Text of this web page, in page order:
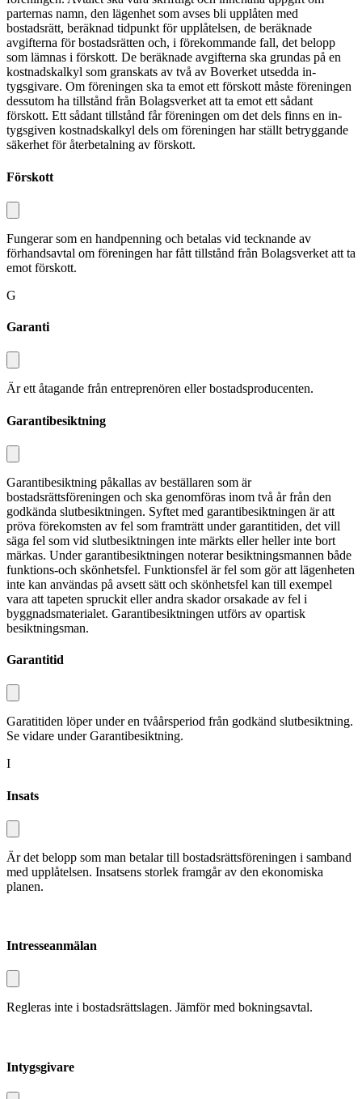
parternas namn, den lägenhet som avses bli upp­låten med
bostadsrätt, beräknad tid­punkt för upplåtelsen, de beräknade
avgifterna för bostadsrätten och, i före­kommande fall, det belopp
som lämnas i förskott. De beräknade avgifterna ska grundas på en
kostnadskalkyl som granskats av två av Boverket utsedda in­
tygsgivare. Om föreningen ska ta emot ett förskott måste föreningen
dessutom ha tillstånd från Bolagsverket att ta emot ett sådant
förskott. Ett sådant tillstånd får föreningen om det dels finns en in­
tygsgiven kostnadskalkyl dels om föreningen har ställt betryggande
säkerhet för återbetalning av förskott.
Förskott
Fungerar som en handpenning och betalas vid tecknande av
förhandsavtal om föreningen har fått tillstånd från Bolagsverket att ta
emot förskott.
G
Garanti
Är ett åtagande från entreprenören eller bostadsproducenten.
Garantibesiktning
Garantibesiktning påkallas av beställaren som är
bostadsrättsföreningen och ska genomföras inom två år från den
god­kända slutbesiktningen. Syftet med garantibesiktningen är att
pröva före­komsten av fel som framträtt under garantitiden, det vill
säga fel som vid slutbesiktningen inte märkts eller heller inte bort
märkas. Under garantibesikt­ningen noterar besiktningsmannen både
funktions-och skönhetsfel. Funktionsfel är fel som gör att lägenheten
inte kan användas på avsett sätt och skönhetsfel kan till exempel
vara att tapeten spruckit eller andra skador orsakade av fel i
byggnadsmaterialet. Garantibesiktningen utförs av opartisk
besiktningsman.
Garantitid
Garatitiden löper under en tvåårsperiod från godkänd slutbesiktning.
Se vidare under Garantibesiktning.
I
Insats
Är det belopp som man betalar till bostadsrättsföreningen i samband
med upplåtelsen. Insatsens storlek framgår av den ekonomiska
planen.
Intresseanmälan
Regleras inte i bostadsrättslagen. Jämför med bokningsavtal.
Intygsgivare